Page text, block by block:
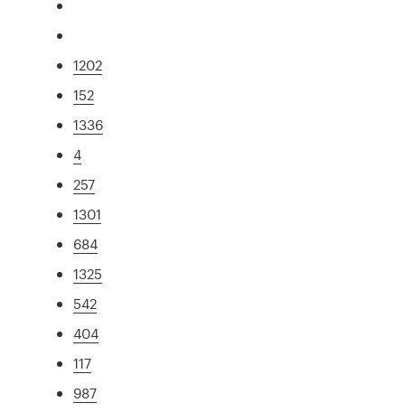
1202
152
1336
4
257
1301
684
1325
542
404
117
987